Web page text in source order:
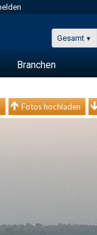
Gesamt
Branchen
Fotos hochladen